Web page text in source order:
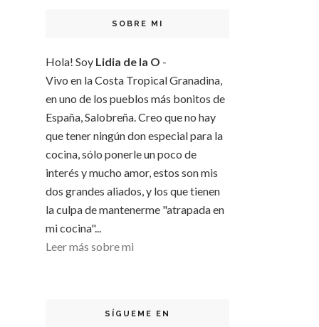
SOBRE MI
Hola! Soy Lidia de la O -
Vivo en la Costa Tropical Granadina,
en uno de los pueblos más bonitos de
España, Salobreña. Creo que no hay
que tener ningún don especial para la
cocina, sólo ponerle un poco de
interés y mucho amor, estos son mis
dos grandes aliados, y los que tienen
la culpa de mantenerme "atrapada en
mi cocina"...
Leer más sobre mi
SÍGUEME EN